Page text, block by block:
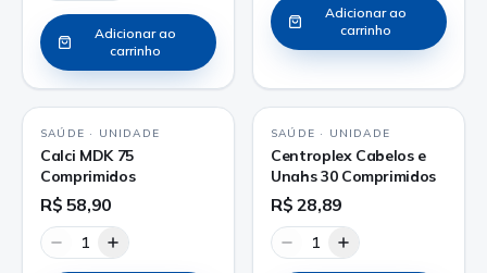
Adicionar ao
carrinho
Adicionar ao
carrinho
SAÚDE · UNIDADE
Calci MDK 75
Comprimidos
R$ 58,90
1
SAÚDE · UNIDADE
Centroplex Cabelos e
Unahs 30 Comprimidos
R$ 28,89
1